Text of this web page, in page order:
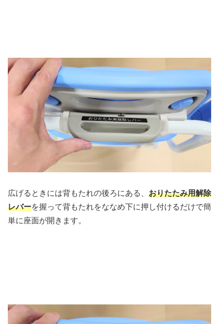
広げるときには背もたれの後ろにある、 おりたたみ用解除
レバーを握って背もたれをななめ下に押し付けるだけで簡
単に座面が開きます。